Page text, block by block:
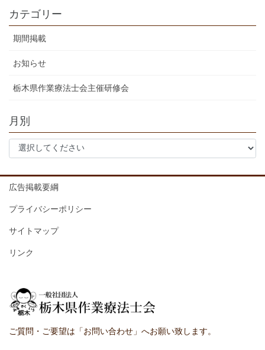
カテゴリー
期間掲載
お知らせ
栃木県作業療法士会主催研修会
月別
広告掲載要綱
プライバシーポリシー
サイトマップ
リンク
ご質問・ご要望は「お問い合わせ」へお願い致します。